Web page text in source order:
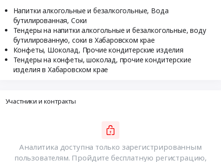
Напитки алкогольные и безалкогольные, Вода
бутилированная, Соки
Тендеры на напитки алкогольные и безалкогольные, воду
бутилированную, соки в Хабаровском крае
Конфеты, Шоколад, Прочие кондитерские изделия
Тендеры на конфеты, шоколад, прочие кондитерские
изделия в Хабаровском крае
Участники и контракты
Аналитика доступна только зарегистрированным
пользователям. Пройдите бесплатную регистрацию,